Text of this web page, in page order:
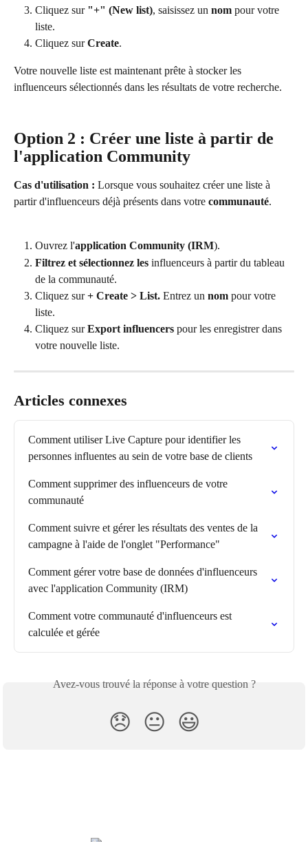
Cliquez sur "+" (New list), saisissez un nom pour votre
liste.
Cliquez sur Create.
Votre nouvelle liste est maintenant prête à stocker les
influenceurs sélectionnés dans les résultats de votre recherche.
Option 2 : Créer une liste à partir de
l'application Community
Cas d'utilisation : Lorsque vous souhaitez créer une liste à
partir d'influenceurs déjà présents dans votre communauté.
Ouvrez l'application Community (IRM).
Filtrez et sélectionnez les influenceurs à partir du tableau
de la communauté.
Cliquez sur + Create > List. Entrez un nom pour votre
liste.
Cliquez sur Export influencers pour les enregistrer dans
votre nouvelle liste.
Articles connexes
Comment utiliser Live Capture pour identifier les
personnes influentes au sein de votre base de clients
Comment supprimer des influenceurs de votre
communauté
Comment suivre et gérer les résultats des ventes de la
campagne à l'aide de l'onglet "Performance"
Comment gérer votre base de données d'influenceurs
avec l'application Community (IRM)
Comment votre communauté d'influenceurs est
calculée et gérée
Avez-vous trouvé la réponse à votre question ?
😞 😐 😃